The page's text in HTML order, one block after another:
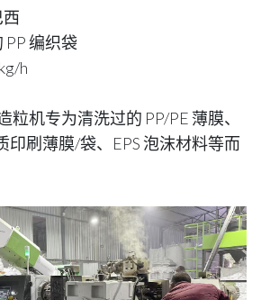
English (US)
编织袋
h
粒机专为清洗过的 PP/PE 薄膜、
印刷薄膜/袋、EPS 泡沫材料等而